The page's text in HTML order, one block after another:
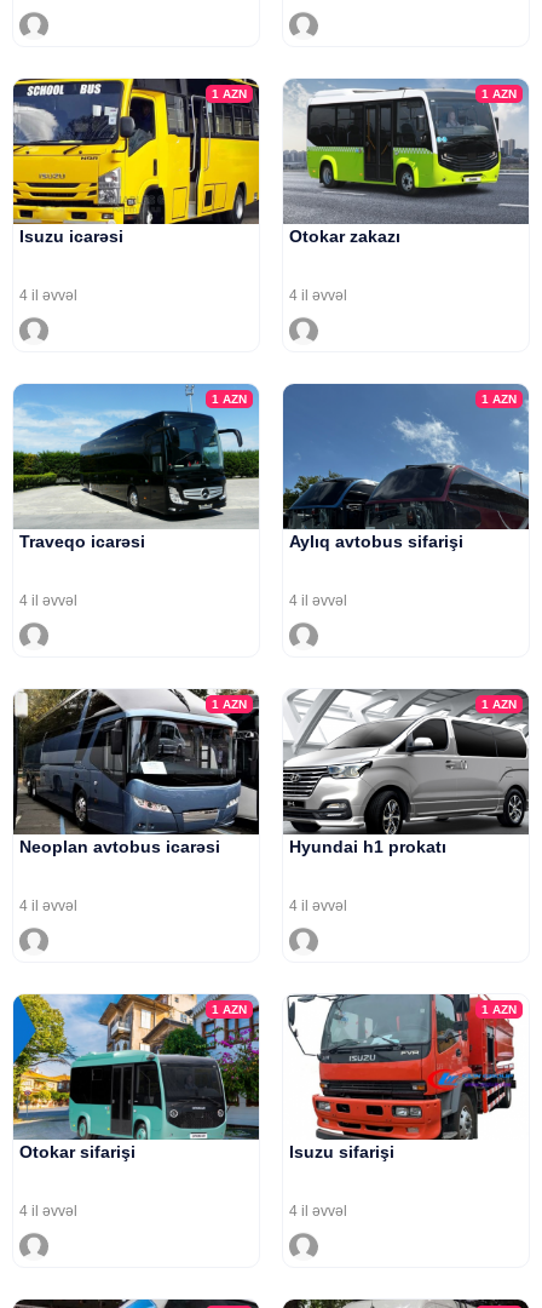
1AZN
Isuzu icarəsi
4 il əvvəl
1 AZN
Otokar zakazı
4 il əvvəl
1AZN
Traveqo icarəsi
4 il əvvəl
1 AZN
Aylıq avtobus sifarişi
4 il əvvəl
1AZN
Neoplan avtobus icarəsi
4 il əvvəl
1 AZN
Hyundai h1 prokatı
4 il əvvəl
1AZN
Otokar sifarişi
4 il əvvəl
1 AZN
Isuzu sifarişi
4 il əvvəl